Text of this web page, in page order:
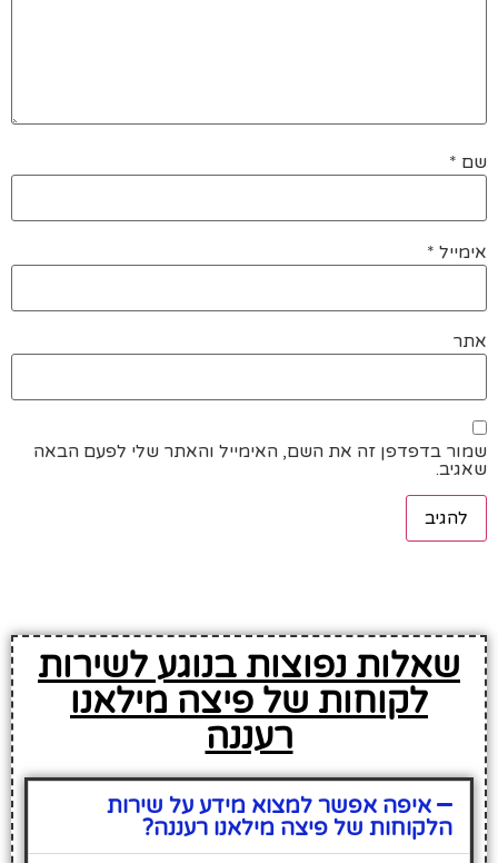
שם *
אימייל *
אתר
שמור בדפדפן זה את השם, האימייל והאתר שלי לפעם הבאה
שאגיב.
שאלות נפוצות בנוגע לשירות
לקוחות של פיצה מילאנו
רעננה
איפה אפשר למצוא מידע על שירות
הלקוחות של פיצה מילאנו רעננה?